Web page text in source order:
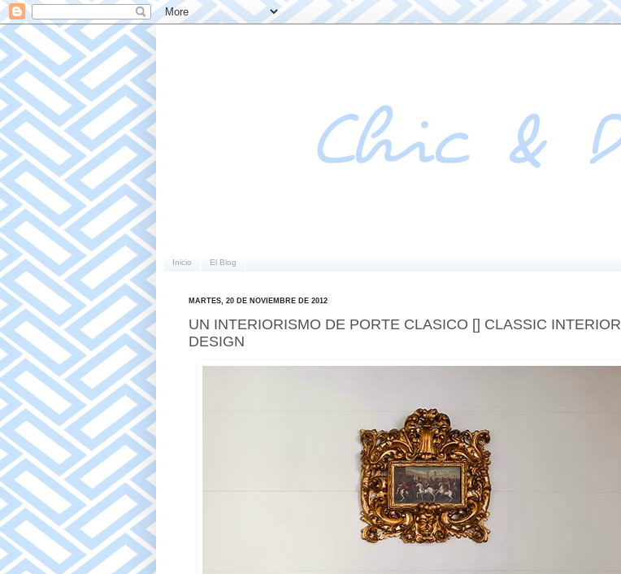
Inicio El Blog
MARTES, 20 DE NOVIEMBRE DE 2012
UN INTERIORISMO DE PORTE CLASICO [] CLASSIC INTERIOR
DESIGN